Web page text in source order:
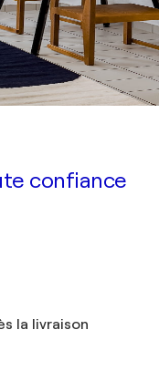
confiance
la livraison